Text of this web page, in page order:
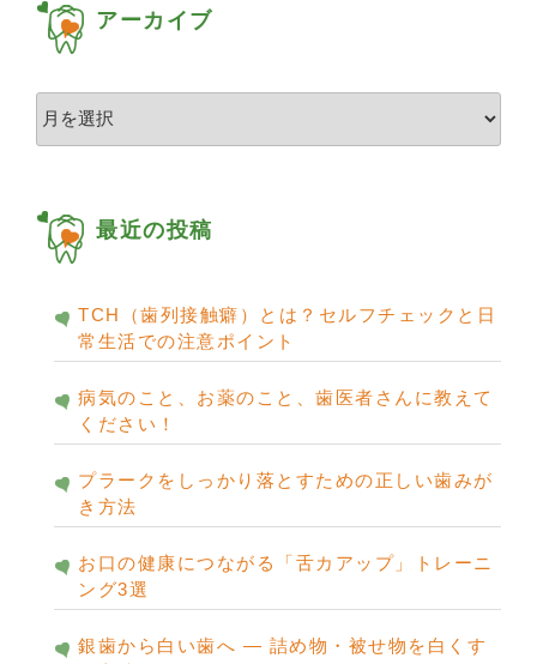
アーカイブ
ア
ブ
最近の投稿
TCH（歯列接触癖）とは？セルフチェックと日
常生活での注意ポイント
病気のこと、お薬のこと、歯医者さんに教えて
ください！
プラークをしっかり落とすための正しい歯みが
き方法
お口の健康につながる「舌カアップ」トレーニ
ング3選
銀歯から白い歯へ ― 詰め物・被せ物を白くす